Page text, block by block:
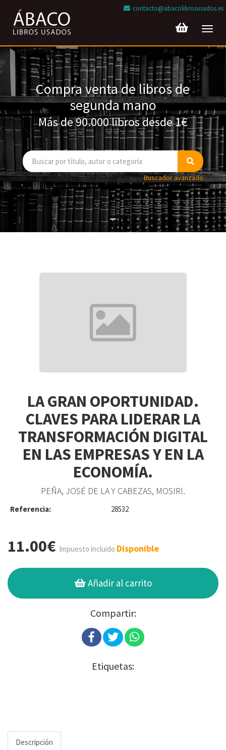
contacto@abacolibrosusados.es
Compra venta de libros de
segunda mano
Más de 90.000 libros desde 1€
Buscador avanzado
LA GRAN OPORTUNIDAD.
CLAVES PARA LIDERAR LA
TRANSFORMACIÓN DIGITAL
EN LAS EMPRESAS Y EN LA
ECONOMÍA.
PEÑA, JOSÉ DE LA Y CABEZAS, MOSIRI.
Referencia: 28532
11.00€ Impuesto incluido Disponible
Añadir al carrito
Compartir:
Etiquetas:
Descripción